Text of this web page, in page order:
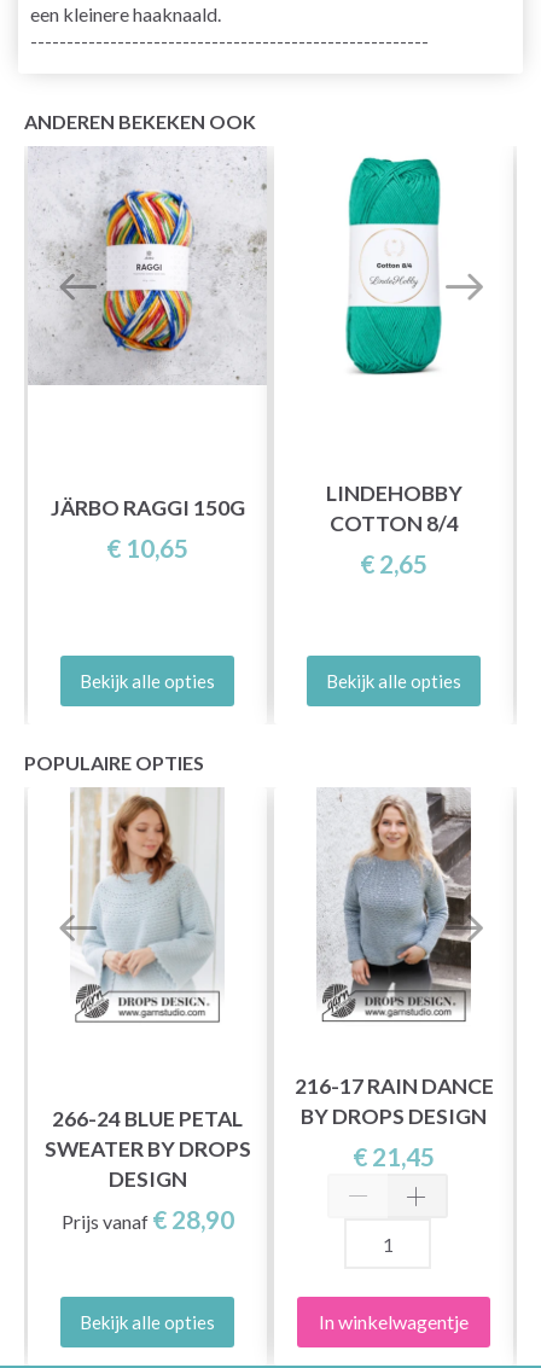
een kleinere haaknaald.
-------------------------------------------------------
ANDEREN BEKEKEN OOK
JÄRBO RAGGI 150G
€ 10,65
Bekijk alle opties
LINDEHOBBY
COTTON 8/4
€ 2,65
Bekijk alle opties
POPULAIRE OPTIES
266-24 BLUE PETAL
SWEATER BY DROPS
DESIGN
Prijs vanaf € 28,90
Bekijk alle opties
216-17 RAIN DANCE
BY DROPS DESIGN
€ 21,45
In winkelwagentje